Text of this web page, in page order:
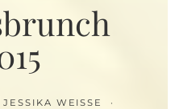
JESSIKA WEISSE